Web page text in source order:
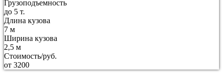
Грузоподъемность
до 5 т.
Длина кузова
7 м
Ширина кузова
2,5 м
Стоимость/руб.
от 3200